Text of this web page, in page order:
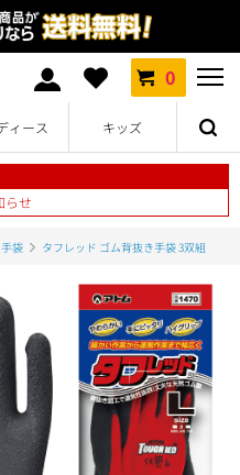
0
ィース キッズ
らせ
袋 タフレッド ゴム背抜き手袋 3双組